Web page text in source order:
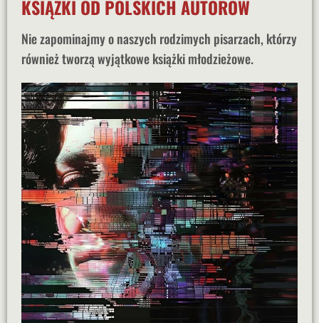
KSIĄŻKI OD POLSKICH AUTORÓW
Nie zapominajmy o naszych rodzimych pisarzach, którzy
również tworzą wyjątkowe książki młodzieżowe.